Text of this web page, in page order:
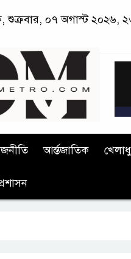
শুক্রবার, ০৭ অগাস্ট ২০২৬,
আর্ন্তজাতিক